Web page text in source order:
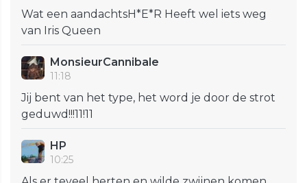
Wat een aandachtsH*E*R Heeft wel iets weg
van Iris Queen
MonsieurCannibale
11:18
Jij bent van het type, het word je door de strot
geduwd!!!11!11
HP
10:25